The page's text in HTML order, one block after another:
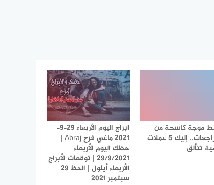
موجة كاسحة من
التراجعات.. إليك 5 عملات
تتألق
ابراج اليوم الأربعاء 29-9-
2021 ماغي فرح Abraj |
حظك اليوم الأربعاء
29/9/2021 | توقعات الأبراج
الأربعاء أيلول | الحظ 29
سبتمبر 2021